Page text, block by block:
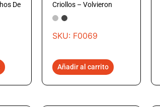
De
Criollos – Volvieron
SKU: F0069
Añadir al carrito